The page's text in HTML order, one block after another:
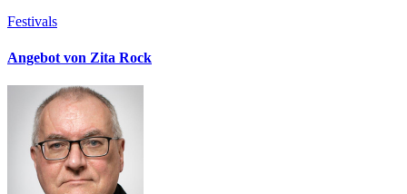
Festivals
Angebot von Zita Rock